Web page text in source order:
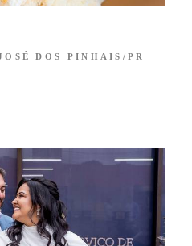
DOS PINHAIS/PR